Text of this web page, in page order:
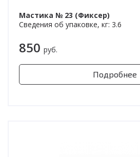
Мастика № 23 (Фиксер)
Сведения об упаковке, кг: 3.6
850 руб.
Подробнее